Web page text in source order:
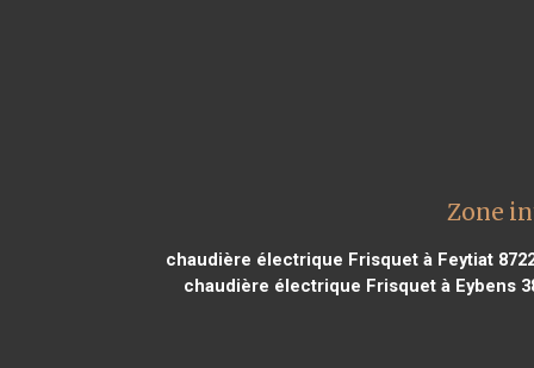
Zone
chaudière électrique Frisquet à Feytiat
chaudière électrique Frisquet à Eybens